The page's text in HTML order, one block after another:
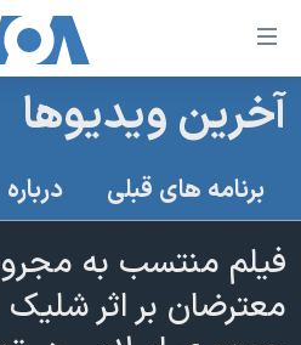
لینکهای
قابل
دسترسی
محتوای
اصلی
جهش
به
خانه
نسخه سبک وب‌سایت
موضوع ها
ایران
آمریکا
برنامه های تلویزیونی
جدول برنامه ها
آخرین ویدیوها
برنامه های قبلی درباره
فیلم منتسب به
معترضان بر اثر